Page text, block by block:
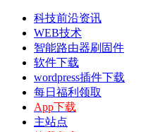
科技前沿资讯
WEB技术
智能路由器刷固件
软件下载
wordpress插件下载
每日福利领取
App下载
主站点